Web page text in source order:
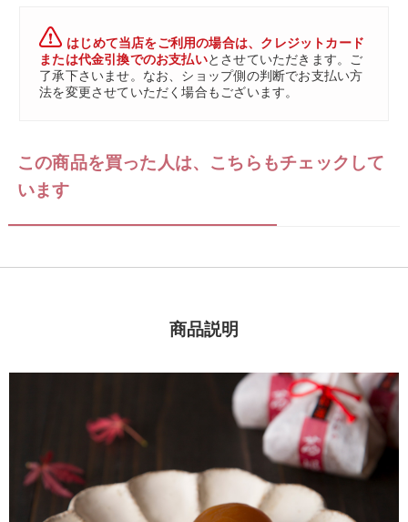
はじめて当店をご利用の場合は、クレジットカード
または代金引換でのお支払いとさせていただきます。ご
了承下さいませ。なお、ショップ側の判断でお支払い方
法を変更させていただく場合もございます。
この商品を買った人は、こちらもチェックして
います
商品説明